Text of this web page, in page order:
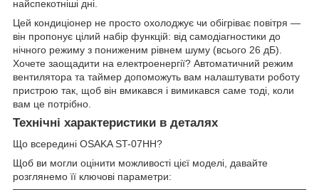
найспекотніші дні.
Цей кондиціонер не просто охолоджує чи обігріває повітря —
він пропонує цілий набір функцій: від самодіагностики до
нічного режиму з пониженим рівнем шуму (всього 26 дБ).
Хочете заощадити на електроенергії? Автоматичний режим
вентилятора та таймер допоможуть вам налаштувати роботу
пристрою так, щоб він вмикався і вимикався саме тоді, коли
вам це потрібно.
Технічні характеристики в деталях
Що всередині OSAKA ST-07HH?
Щоб ви могли оцінити можливості цієї моделі, давайте
розглянемо її ключові параметри: